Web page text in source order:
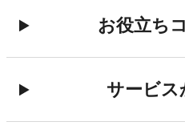
お役立ち
サービス